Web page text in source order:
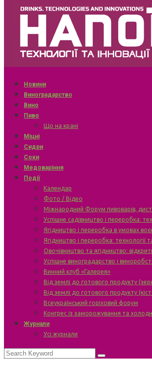
Новини
Виноградарство
Вино
Пиво
Що на крані
Міцні
Сидри
Соки
Медоваріння
Події
Календар
Фото / Відео
Міжнародний Форум пивоварів,
Успішне садівництво і переробка:
Ягідництво і переробка в умовах
Ягідництво і переробка: технології
Овочівництво та ягідництво:
Успішне виноградарство і
Винний клуб «Галерея»
Від землі до готового продукту
Від землі до готового продукту
Всеукраїнський горіховий форум
Конгрес із заморожування та
Журнали
Усі журнали